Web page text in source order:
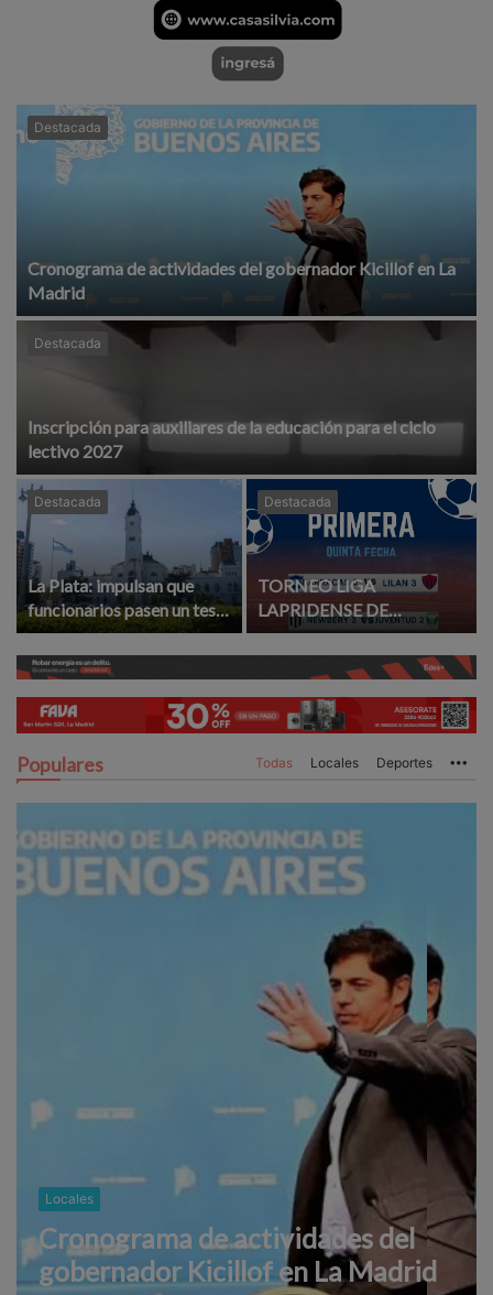
Destacada
Cronograma de actividades del gobernador Kicillof en La
Madrid
Destacada
Inscripción para auxiliares de la educación para el ciclo
lectivo 2027
Destacada
La Plata: impulsan que
funcionarios pasen un test
de aptitud para ejercer el
cargo
Destacada
TORNEO LIGA
LAPRIDENSE DE
FUTBOL: RESULTADOS Y
GOLEADORES DE LA
QUINTA FECHA
Populares Todas Locales Deportes
Locales
Cronograma de actividades del
gobernador Kicillof en La Madrid